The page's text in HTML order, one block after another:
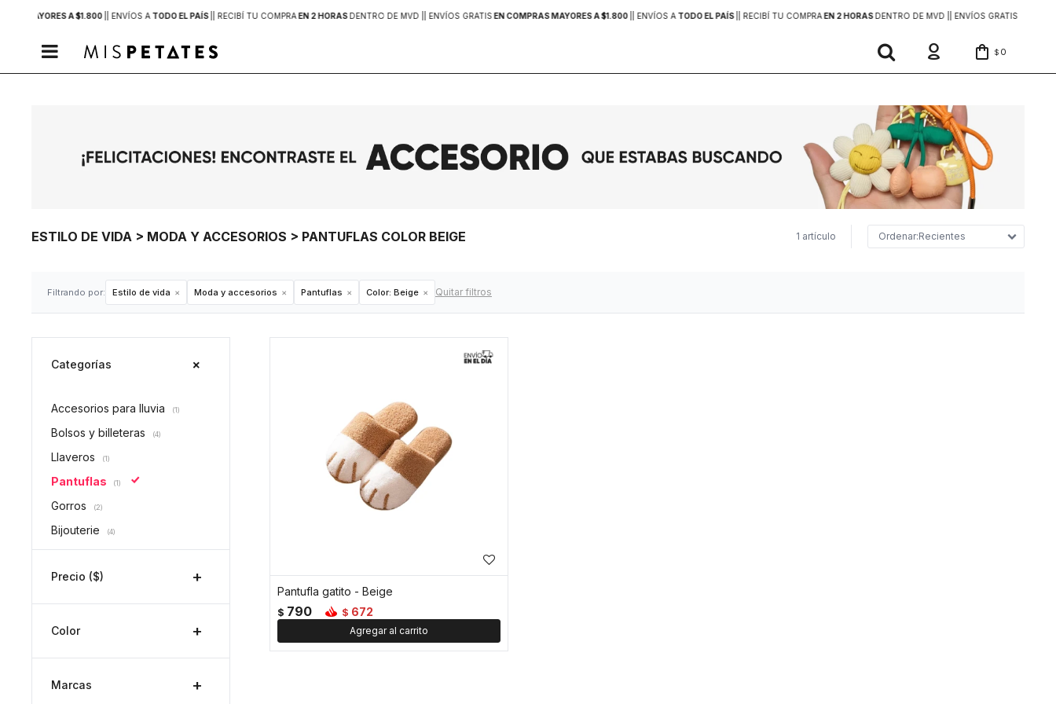
MAYORES A $1.800 | ENVÍOS A TODO EL PAÍS | RECIBÍ TU COMPRAEN 2 HORASDENTRO DE MVD | | ENVÍOS GRATISEN COMPRAS MAYORES A $1.800 | ENVÍOS A TODO EL PAÍS | RECIBÍ TU COMPRAEN 2 HORASDENTRO DE MVD | | ENVÍOS GRATIS
 $ 0
ESTILO DE VIDA > MODA Y ACCESORIOS > PANTUFLAS COLOR BEIGE 1 artículo Recientes
Filtrando por: Estilo de vida Moda y accesorios Pantuflas Color: Beige Quitar filtros
Pantufla gatito - Beige
$ 790 $ 672
Categorías
Accesorios para lluvia (1)
Bolsos y billeteras (4)
Llaveros (1)
Pantuflas (1)
Gorros (2)
Bijouterie (4)
Precio ($)
Color
Marcas